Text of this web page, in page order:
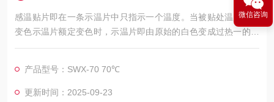
感温贴片即在一条示温片中只指示一个温度。当被贴处温度高于
变色示温片额定变色时，示温片即由原始的白色变成过热一的黑
色，此处表示过热。
产品型号：SWX-70 70℃
更新时间：2025-09-23
微信咨询